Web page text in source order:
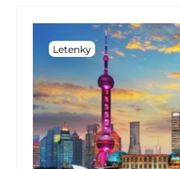
Letenky